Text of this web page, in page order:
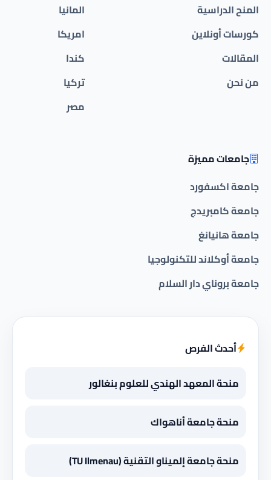
المنح الدراسية
كورسات أونلاين
المقالات
من نحن
المانيا
امريكا
كندا
تركيا
مصر
جامعات مميزة
جامعة اكسفورد
جامعة كامبريدج
جامعة هانيانغ
جامعة أوكلاند للتكنولوجيا
جامعة بروناي دار السلام
أحدث الفرص
منحة المعهد الهندي للعلوم بنغالور
منحة جامعة أناهواك
منحة جامعة إلميناو التقنية (TU Ilmenau)